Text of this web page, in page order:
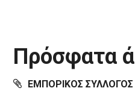
Πρόσφατα
ΕΜΠΟΡΙΚΟΣ